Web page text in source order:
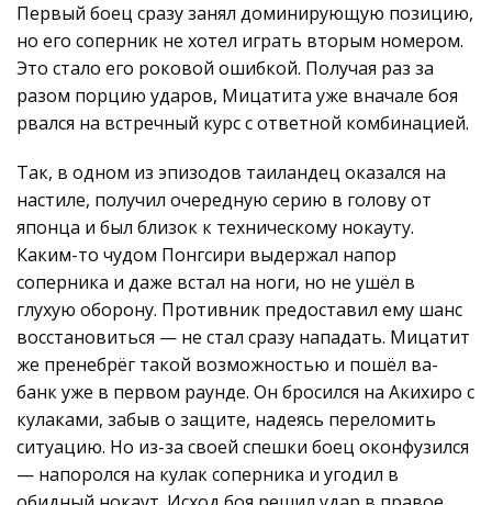
Первый боец сразу занял доминирующую позицию,
но его соперник не хотел играть вторым номером.
Это стало его роковой ошибкой. Получая раз за
разом порцию ударов, Мицатита уже вначале боя
рвался на встречный курс с ответной комбинацией.
Так, в одном из эпизодов таиландец оказался на
настиле, получил очередную серию в голову от
японца и был близок к техническому нокауту.
Каким-то чудом Понгсири выдержал напор
соперника и даже встал на ноги, но не ушёл в
глухую оборону. Противник предоставил ему шанс
восстановиться — не стал сразу нападать. Мицатит
же пренебрёг такой возможностью и пошёл ва-
банк уже в первом раунде. Он бросился на Акихиро с
кулаками, забыв о защите, надеясь переломить
ситуацию. Но из-за своей спешки боец оконфузился
— напоролся на кулак соперника и угодил в